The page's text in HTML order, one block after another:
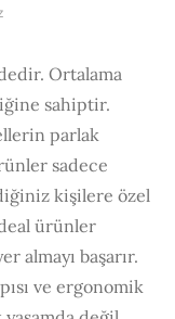
Ortalama
sahiptir.
parlak
sadece
kişilere özel
ürünler
almayı başarır.
ve ergonomik